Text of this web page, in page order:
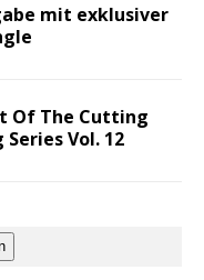
mit exklusiver
Of The Cutting
Vol. 12